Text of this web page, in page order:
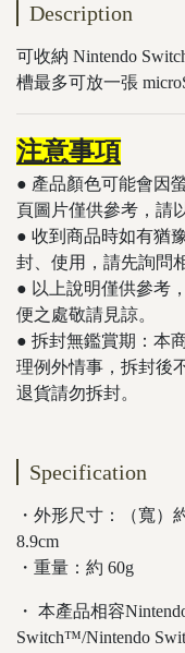
Description
可收納 Nintendo
槽最多可放一張
注意事項
● 產品顏色可能會因
頁圖片僅供參考，請
● 收到商品時如有猶
封、使用，請先詢問
● 以上說明僅供參考
便之處敬請見諒。
​​​​​● 拆封無鑑賞期：本
理例外情事，拆封後
退貨請勿拆封。
Specification
・外形尺寸：（寬）
8.9cm
・重量：約 60g
・ 本產品相容
Switch™/Nintendo